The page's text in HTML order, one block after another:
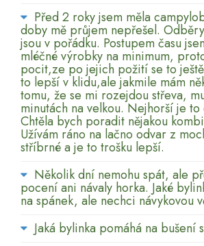
Před 2 roky jsem měla
doby mě průjem nepřešel.
jsou v pořádku. Postupem času
mléčné výrobky na minimum,
pocit,ze po jejich požití se to
to lepší v klidu,ale jakmile mám
tomu, že se mi rozejdou střeva,
minutách na velkou. Nejhorší je
Chtěla bych poradit nějakou
Užívám ráno na lačno odvar z
stříbrné a je to trošku lepší.
Několik dní nemohu spát, ale
pocení ani návaly horka. Jaké
na spánek, ale nechci návykovou
Jaká bylinka pomáhá na bušení